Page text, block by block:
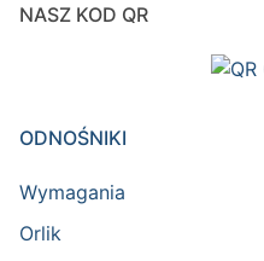
NASZ KOD QR
ODNOŚNIKI
Wymagania
Orlik